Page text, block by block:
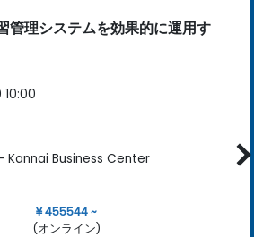
管理システムを効果的に運用す
Kannai Business Center
¥ 455544 ~
(オンライン)